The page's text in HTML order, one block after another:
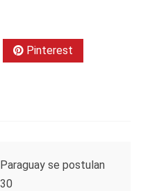
Pinterest
se postulan